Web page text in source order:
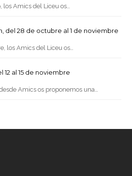
los Amics del Liceu os…
del 28 de octubre al 1 de noviembre
los Amics del Liceu os…
12 al 15 de noviembre
Amics os proponemos una…